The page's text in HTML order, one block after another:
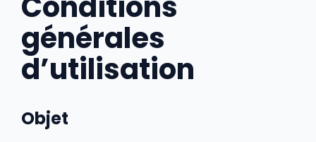
générales
d’utilisation
Objet